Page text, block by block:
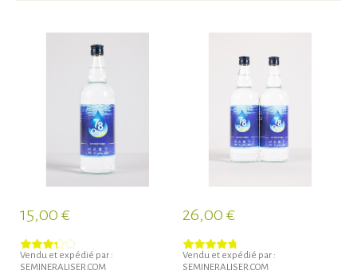
15,00 €
Vendu et expédié par :
SEMINERALISER.COM
26,00 €
Vendu et expédié par :
SEMINERALISER.COM